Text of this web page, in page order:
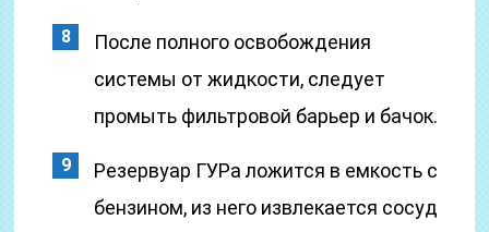
После полного освобождения
системы от жидкости, следует
промыть фильтровой барьер и бачок.
Резервуар ГУРа ложится в емкость с
бензином, из него извлекается сосуд